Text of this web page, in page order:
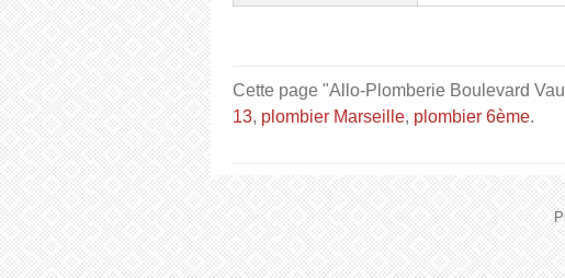
Cette page "Allo-Plomberie Boulevard
13, plombier Marseille, plombier 6ème.